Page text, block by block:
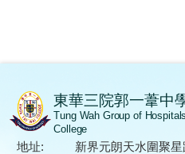
東華三院郭一葦中
Tung Wah Group of
College
地址:
新界元朗天水圍聚